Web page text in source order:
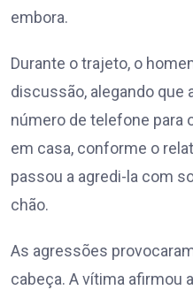
embora.
Durante o trajeto, o
discussão, alegando que
número de telefone para
em casa, conforme o
passou a agredi-la com
chão.
As agressões
cabeça. A vítima afirmou